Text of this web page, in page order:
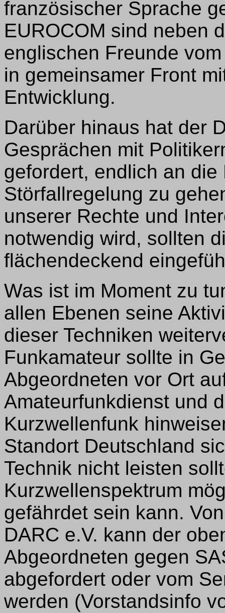
französischer Sprache
EUROCOM sind neben
englischen Freunde
in gemeinsamer Front
Entwicklung.
Darüber hinaus hat der
Gesprächen mit
gefordert, endlich an
Störfallregelung zu
unserer Rechte und
notwendig wird, sollten
flächendeckend
Was ist im Moment zu
allen Ebenen seine
dieser Techniken
Funkamateur sollte in
Abgeordneten vor Ort
Amateurfunkdienst und
Kurzwellenfunk
Standort Deutschland
Technik nicht leisten
Kurzwellenspektrum
gefährdet sein kann.
DARC e.V. kann der
Abgeordneten gegen
abgefordert oder vom
werden (Vorstandsinfo